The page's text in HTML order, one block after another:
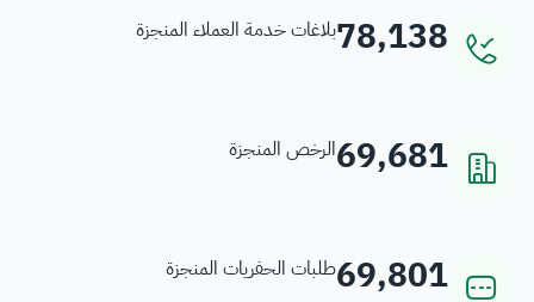
78,138بلاغات خدمة العملاء المنجزة
69,681الرخص المنجزة
69,801طلبات الحفريات المنجزة